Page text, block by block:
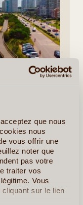
que nous
nous
vous offrir une
noter que
pas votre
traiter vos
Vous
sur le lien
©
renommée de